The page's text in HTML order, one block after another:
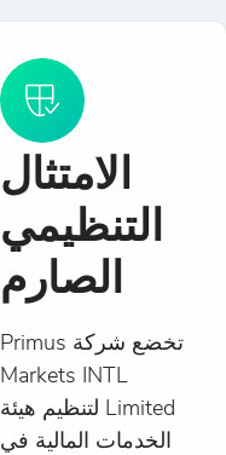
الامتثال
التنظيمي
الصارم
تخضع شركة Primus
Markets INTL
Limited لتنظيم هيئة
الخدمات المالية في